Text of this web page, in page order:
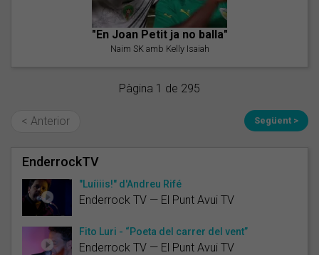
"En Joan Petit ja no balla"
Naim SK amb Kelly Isaiah
Pàgina 1 de 295
< Anterior Següent >
EnderrockTV
"Luíiiis!" d'Andreu Rifé
Enderrock TV — El Punt Avui TV
Fito Luri - “Poeta del carrer del vent”
Enderrock TV — El Punt Avui TV